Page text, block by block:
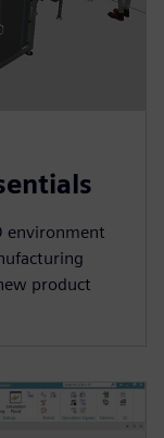
environment
product